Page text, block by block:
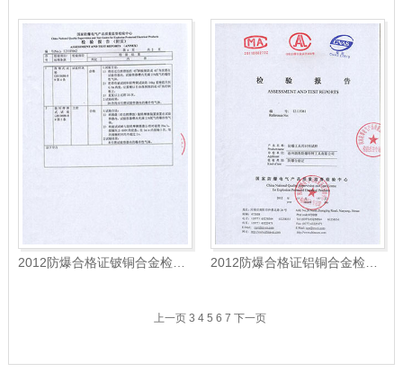
上一页 3 4 56 7 下一页